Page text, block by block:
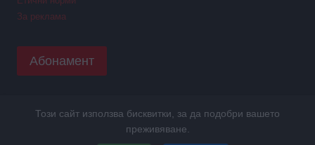
За реклама
Абонамент
Copyright © 2026 GPNews. Всички права запазени.
Този сайт използва бисквитки, за да подобри вашето
преживяване.